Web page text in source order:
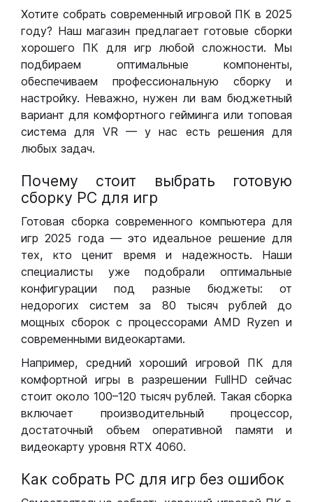
Хотите собрать современный игровой ПК в 2025
году? Наш магазин предлагает готовые сборки
хорошего ПК для игр любой сложности. Мы
подбираем оптимальные компоненты,
обеспечиваем профессиональную сборку и
настройку. Неважно, нужен ли вам бюджетный
вариант для комфортного гейминга или топовая
система для VR — у нас есть решения для
любых задач.
Почему стоит выбрать готовую
сборку РС для игр
Готовая сборка современного компьютера для
игр 2025 года — это идеальное решение для
тех, кто ценит время и надежность. Наши
специалисты уже подобрали оптимальные
конфигурации под разные бюджеты: от
недорогих систем за 80 тысяч рублей до
мощных сборок с процессорами AMD Ryzen и
современными видеокартами.
Например, средний хороший игровой ПК для
комфортной игры в разрешении FullHD сейчас
стоит около 100–120 тысяч рублей. Такая сборка
включает производительный процессор,
достаточный объем оперативной памяти и
видеокарту уровня RTX 4060.
Как собрать РС для игр без ошибок